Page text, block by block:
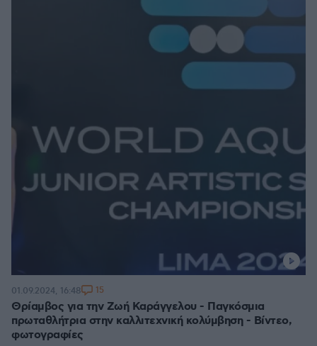
Θρίαμβος για την Ζωή Καράγγελου - Παγκόσμια
πρωταθλήτρια στην καλλιτεχνική κολύμβηση - Βίντεο,
φωτογραφίες
01.09.2024, 16:48 15